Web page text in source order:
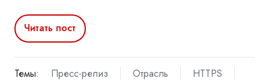
Читать пост
Темы: Пресс-релиз Отрасль
HTTPS